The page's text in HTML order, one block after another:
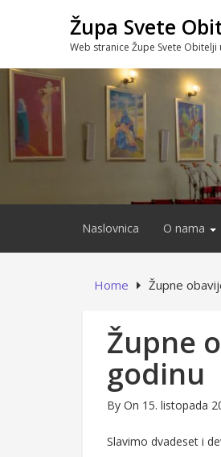
Župa Svete
Web stranice Župe Svete Obitelji
Naslovnica O nama
Home Župne
Župne
godinu
By On 15. listopada
Slavimo dvadeset i